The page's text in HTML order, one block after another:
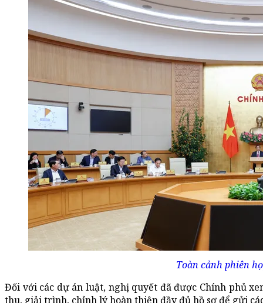
Toàn cảnh phiên
Đối với các dự án luật, nghị quyết đã được Chính phủ
thu, giải trình, chỉnh lý hoàn thiện đầy đủ hồ sơ để gửi